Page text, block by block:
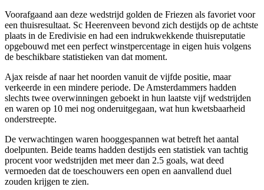
Voorafgaand aan deze wedstrijd golden de Friezen als favoriet voor
een thuisresultaat. Sc Heerenveen bevond zich destijds op de achtste
plaats in de Eredivisie en had een indrukwekkende thuisreputatie
opgebouwd met een perfect winstpercentage in eigen huis volgens
de beschikbare statistieken van dat moment.
Ajax reisde af naar het noorden vanuit de vijfde positie, maar
verkeerde in een mindere periode. De Amsterdammers hadden
slechts twee overwinningen geboekt in hun laatste vijf wedstrijden
en waren op 10 mei nog onderuitgegaan, wat hun kwetsbaarheid
onderstreepte.
De verwachtingen waren hooggespannen wat betreft het aantal
doelpunten. Beide teams hadden destijds een statistiek van tachtig
procent voor wedstrijden met meer dan 2.5 goals, wat deed
vermoeden dat de toeschouwers een open en aanvallend duel
zouden krijgen te zien.